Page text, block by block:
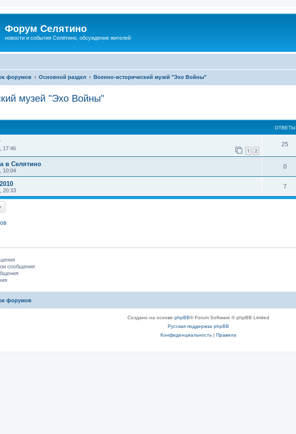
Форум Селятино
новости и события Селятино, обсуждение жителей
форумов Основной раздел Военно-исторический музей "Эхо Войны"
музей "Эхо Войны"
ОТВЕТЫ
17:46 1 2
25
в Селятино
10:04
0
20:33
7
сообщения
форумов
Создано на основе phpBB® Forum Software © phpBB Limited
Русская поддержка phpBB
Конфиденциальность| Правила